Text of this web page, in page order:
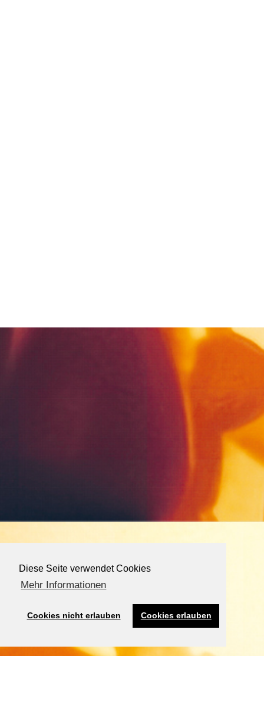
Diese Seite verwendet Cookies
Mehr Informationen
Cookies nicht erlauben Cookies erlauben